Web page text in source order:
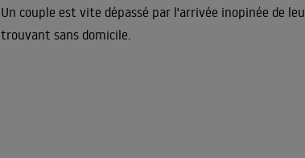
Un couple est vite dépassé par l'arrivée inopinée de
trouvant sans domicile.